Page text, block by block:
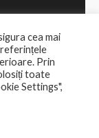
Bozieni
cea mai
Prin
toate
Settings",